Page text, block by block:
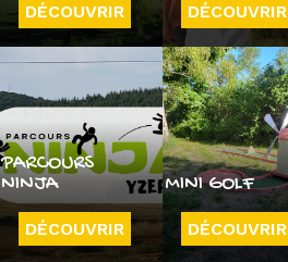
DÉCOUVRIR DÉCOUVRIR
PARCOURS
NINJA
DÉCOUVRIR
MINI GOLF
DÉCOUVRIR